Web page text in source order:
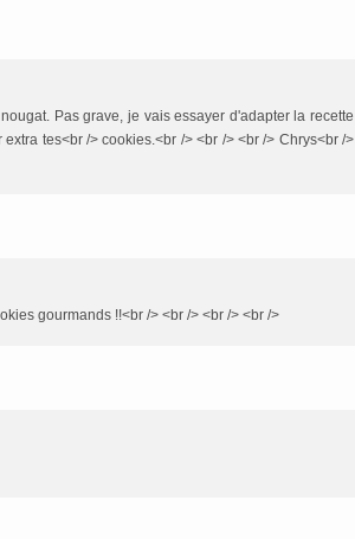
Pas grave, je vais essayer d'adapter la recette
tes<br /> cookies.<br /> <br /> <br /> Chrys<br />
gourmands !!<br /> <br /> <br /> <br />